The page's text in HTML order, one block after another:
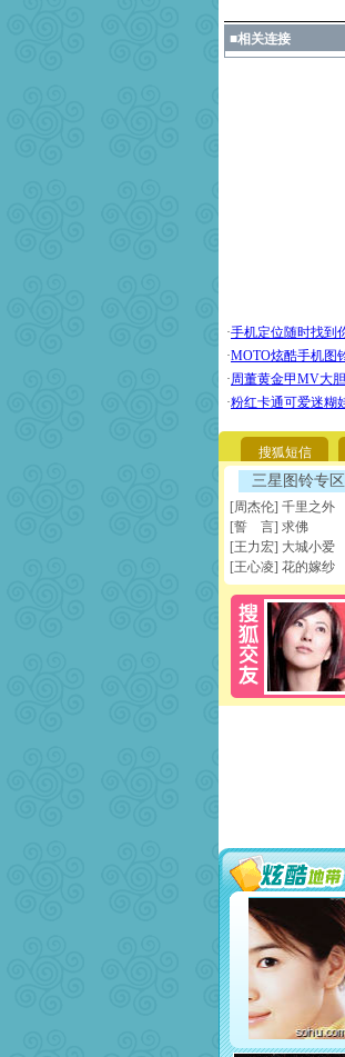
■相关连接
搜狐短信
三星图铃专区
[周杰伦] 千里之外
[誓 言] 求佛
[王力宏] 大城小爱
[王心凌] 花的嫁纱